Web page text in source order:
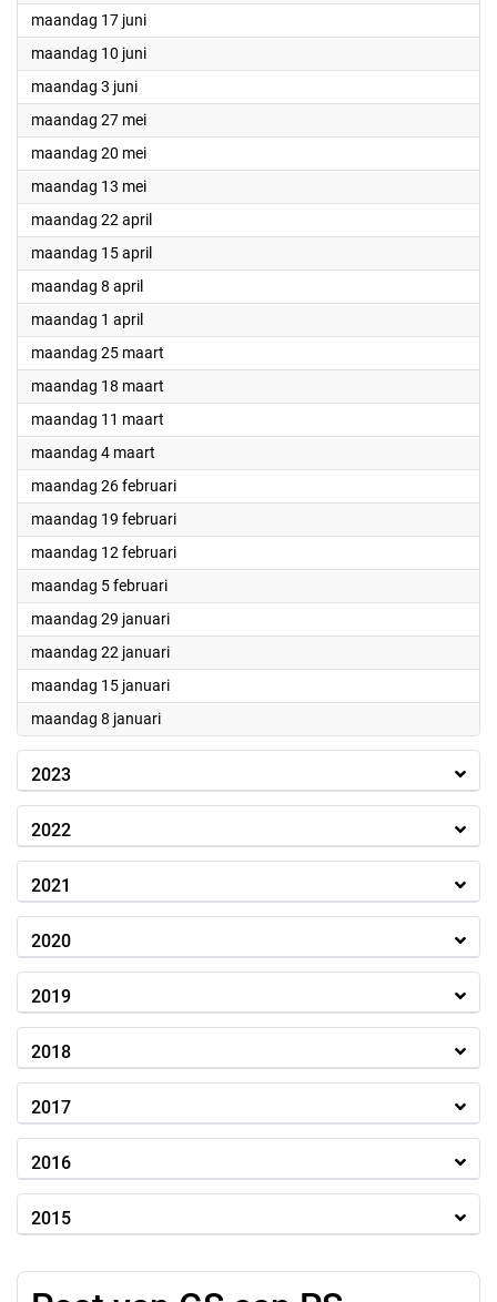
maandag 17 juni2024
maandag 10 juni2024
maandag 3 juni2024
maandag 27 mei2024
maandag 20 mei2024
maandag 13 mei2024
maandag 22 april2024
maandag 15 april2024
maandag 8 april2024
maandag 1 april2024
maandag 25 maart
maandag 18 maart
maandag 11 maart
maandag 4 maart
maandag 26 februari2024
maandag 19 februari2024
maandag 12 februari2024
maandag 5 februari2024
maandag 29 januari2024
maandag 22 januari2024
maandag 15 januari2024
maandag 8 januari2024
2023
2022
2021
2020
2019
2018
2017
2016
2015